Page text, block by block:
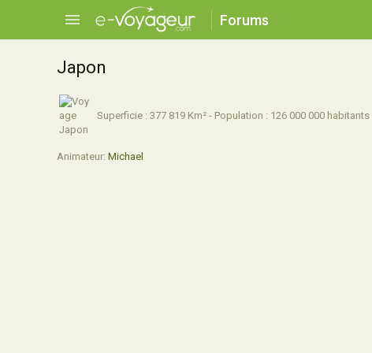
Forums
Japon
Superficie : 377 819 Km² - Population : 126 000 000
Animateur: Michael